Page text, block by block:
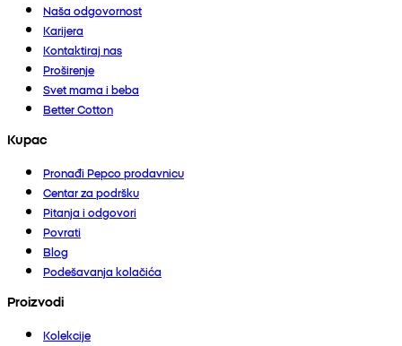
Naša odgovornost
Karijera
Kontaktiraj nas
Proširenje
Svet mama i beba
Better Cotton
Kupac
Pronađi Pepco prodavnicu
Centar za podršku
Pitanja i odgovori
Povrati
Blog
Podešavanja kolačića
Proizvodi
Kolekcije